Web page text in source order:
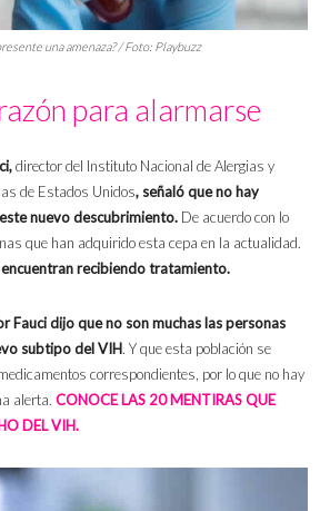
una amenaza? / Foto: Playbuzz
para alarmarse
director del Instituto Nacional de Alergias y
de Estados Unidos, señaló que no hay
nuevo descubrimiento. De acuerdo con lo
que han adquirido esta cepa en la actualidad.
encuentran recibiendo tratamiento.
Fauci dijo que no son muchas las personas
subtipo del VIH. Y que esta población se
correspondientes, por lo que no hay
alerta. CONOCE LAS 20 MENTIRAS QUE
DEL VIH.